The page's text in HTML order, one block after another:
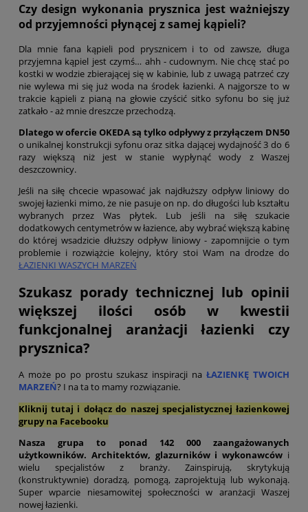
Czy design wykonania prysznica jest ważniejszy
od przyjemności płynącej z samej kąpieli?
Dla mnie fana kąpieli pod prysznicem i to od zawsze, długa
przyjemna kąpiel jest czymś… ahh - cudownym. Nie chcę stać po
kostki w wodzie zbierającej się w kabinie, lub z uwagą patrzeć czy
nie wylewa mi się już woda na środek łazienki. A najgorsze to w
trakcie kąpieli z pianą na głowie czyścić sitko syfonu bo się już
zatkało - aż mnie dreszcze przechodzą.
Dlatego w ofercie OKEDA są tylko odpływy z przyłączem DN50
o unikalnej konstrukcji syfonu oraz sitka dającej wydajność 3 do 6
razy większą niż jest w stanie wypłynąć wody z Waszej
deszczownicy.
Jeśli na siłę chcecie wpasować jak najdłuższy odpływ liniowy do
swojej łazienki mimo, że nie pasuje on np. do długości lub kształtu
wybranych przez Was płytek. Lub jeśli na siłę szukacie
dodatkowych centymetrów w łazience, aby wybrać większą kabinę
do której wsadzicie dłuższy odpływ liniowy - zapomnijcie o tym
problemie i rozwiążcie kolejny, który stoi Wam na drodze do
ŁAZIENKI WASZYCH MARZEŃ
Szukasz porady technicznej lub opinii
większej ilości osób w kwestii
funkcjonalnej aranżacji łazienki czy
prysznica?
A może po po prostu szukasz inspiracji naŁAZIENKĘ TWOICH
MARZEŃ? I na ta to mamy rozwiązanie.
Kliknij tutaj i dołącz do naszej specjalistycznej łazienkowej
grupy na Facebooku
Nasza grupa to ponad 142 000 zaangażowanych
użytkowników. Architektów, glazurników i wykonawców i
wielu specjalistów z branży. Zainspirują, skrytykują
(konstruktywnie) doradzą, pomogą, zaprojektują lub wykonają.
Super wparcie niesamowitej społeczności w aranżacji Waszej
nowej łazienki.